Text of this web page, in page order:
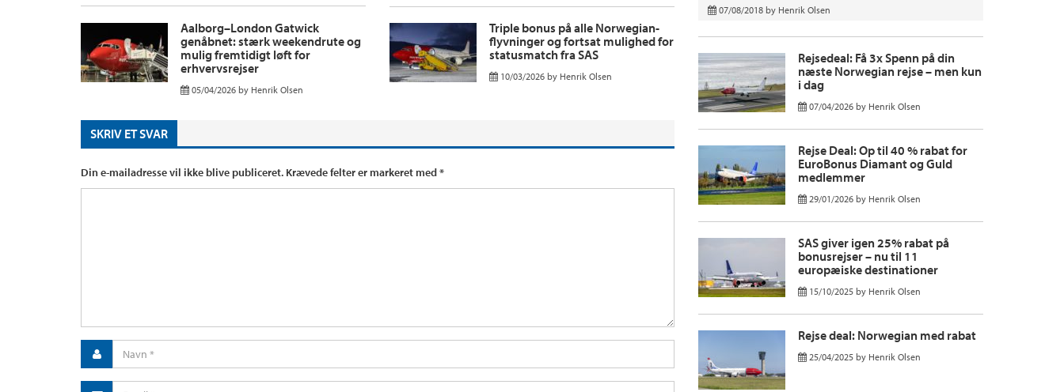
Aalborg–London Gatwick
genåbnet: stærk weekendrute og
mulig fremtidigt løft for
erhvervsrejser
05/04/2026 by Henrik Olsen
Triple bonus på alle Norwegian-
flyvninger og fortsat mulighed for
statusmatch fra SAS
10/03/2026 by Henrik Olsen
SKRIV ET SVAR
Din e-mailadresse vil ikke blive publiceret. Krævede felter er markeret med*
07/08/2018 by Henrik Olsen
Rejsedeal: Få 3x Spenn på din
næste Norwegian rejse – men kun
i dag
07/04/2026 by Henrik Olsen
Rejse Deal: Op til 40 % rabat for
EuroBonus Diamant og Guld
medlemmer
29/01/2026 by Henrik Olsen
SAS giver igen 25% rabat på
bonusrejser – nu til 11
europæiske destinationer
15/10/2025 by Henrik Olsen
Rejse deal: Norwegian med rabat
25/04/2025 by Henrik Olsen